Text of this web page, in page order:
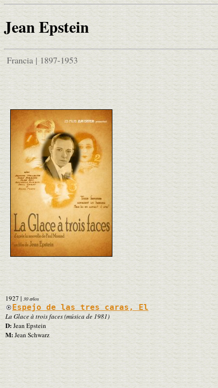
Jean Epstein
Francia | 1897-1953
1927 | 30 años
Espejo de las tres caras, El
La Glace à trois faces (música de 1981)
D:Jean Epstein
M:Jean Schwarz